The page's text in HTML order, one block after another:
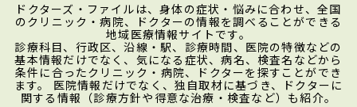
ドクターズ・ファイルは、身体の症状・悩みに合わせ、全国
のクリニック・病院、ドクターの情報を調べることができる
地域医療情報サイトです。
診療科目、行政区、沿線・駅、診療時間、医院の特徴などの
基本情報だけでなく、気になる症状、病名、検査名などから
条件に合ったクリニック・病院、ドクターを探すことができ
ます。 医院情報だけでなく、独自取材に基づき、ドクターに
関する情報（診療方針や得意な治療・検査など）も紹介。